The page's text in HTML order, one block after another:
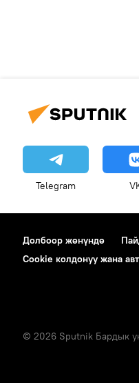
Telegram
Долбоор жөнүндө
Cookie колдонуу жана
© 2026 Sputnik Бардык